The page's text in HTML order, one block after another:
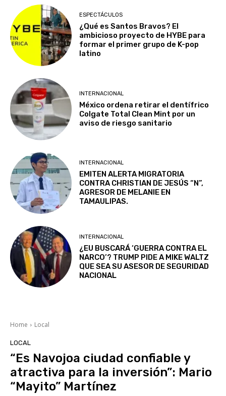
ESPECTÁCULOS
¿Qué es Santos Bravos? El
ambicioso proyecto de HYBE para
formar el primer grupo de K-pop
latino
INTERNACIONAL
México ordena retirar el dentífrico
Colgate Total Clean Mint por un
aviso de riesgo sanitario
INTERNACIONAL
EMITEN ALERTA MIGRATORIA
CONTRA CHRISTIAN DE JESÚS “N”,
AGRESOR DE MELANIE EN
TAMAULIPAS.
INTERNACIONAL
¿EU BUSCARÁ ‘GUERRA CONTRA EL
NARCO’? TRUMP PIDE A MIKE WALTZ
QUE SEA SU ASESOR DE SEGURIDAD
NACIONAL